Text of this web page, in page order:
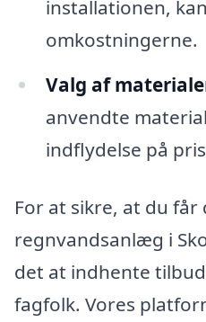
installationen,
omkostningerne.
Valg af
anvendte
indflydelse på
For at sikre, at du
regnvandsanlæg i
det at indhente
fagfolk. Vores